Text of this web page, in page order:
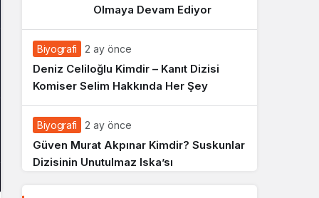
Olmaya Devam Ediyor
Biyografi 2 ay önce
Deniz Celiloğlu Kimdir – Kanıt Dizisi
Komiser Selim Hakkında Her Şey
Biyografi 2 ay önce
Güven Murat Akpınar Kimdir? Suskunlar
Dizisinin Unutulmaz Iska’sı